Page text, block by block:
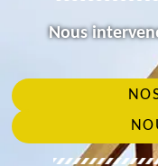
Nous